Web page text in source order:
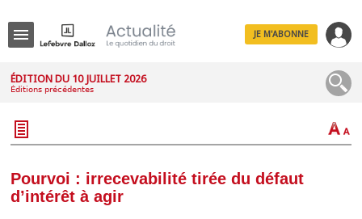
JE M'ABONNE
ÉDITION DU 10 JUILLET 2026
Éditions précédentes
Pourvoi : irrecevabilité tirée du défaut
d’intérêt à agir